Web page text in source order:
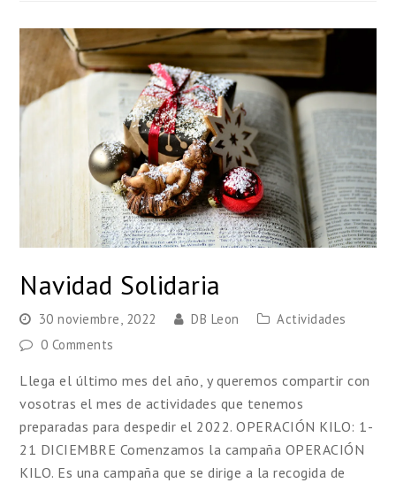
Navidad Solidaria
30 noviembre, 2022 DB Leon
Actividades
0 Comments
Llega el último mes del año, y queremos compartir con
vosotras el mes de actividades que tenemos
preparadas para despedir el 2022. OPERACIÓN KILO: 1-
21 DICIEMBRE Comenzamos la campaña OPERACIÓN
KILO. Es una campaña que se dirige a la recogida de